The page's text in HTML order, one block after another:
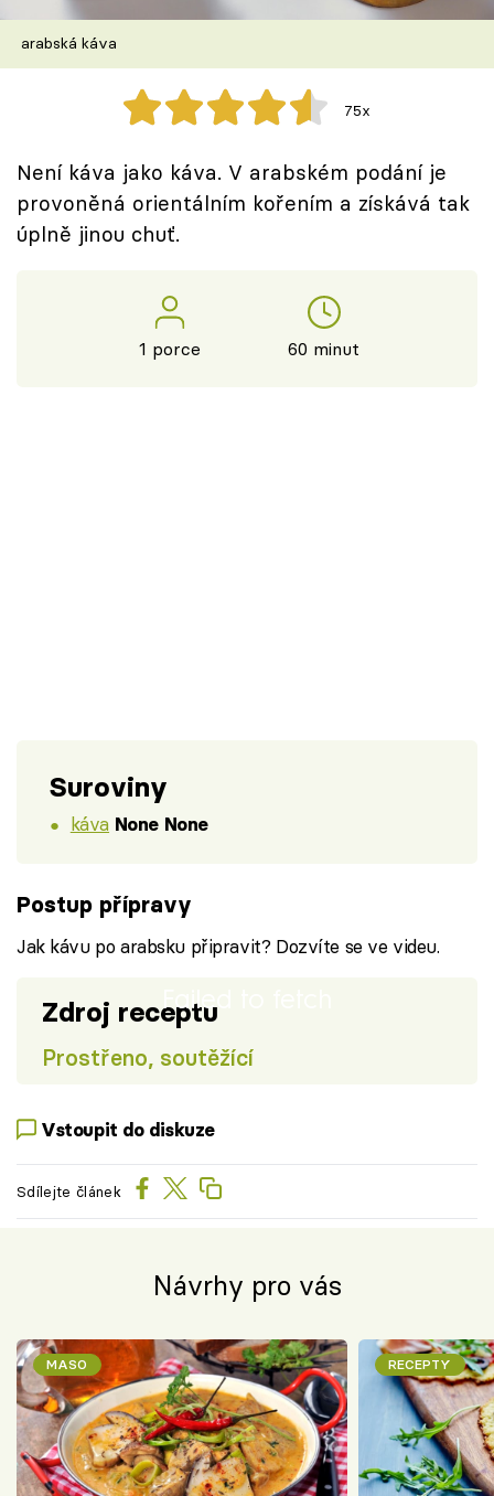
Škola vaření
Recepty z TV
Speciál: Cuketa
Těhotnej kuchař
Sledujte prima+
arabská káva
75x
Není káva jako káva. V arabském podání je
provoněná orientálním kořením a získává tak
úplně jinou chuť.
1 porce 60 minut
Suroviny
káva None None
Postup přípravy
Jak kávu po arabsku připravit? Dozvíte se ve videu.
Failed to fetch
Zdroj receptu
Prostřeno, soutěžící
Vstoupit do diskuze
Sdílejte článek
Návrhy pro vás
MASO RECEPTY